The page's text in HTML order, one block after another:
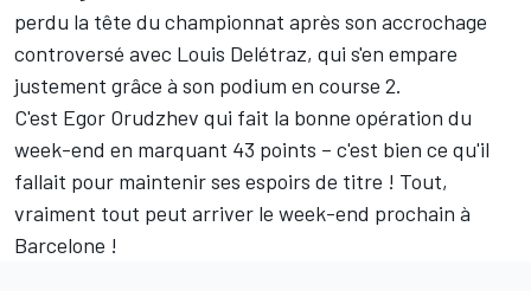
perdu la tête du championnat après son accrochage
controversé avec Louis Delétraz, qui s'en empare
justement grâce à son podium en course 2.
C'est Egor Orudzhev qui fait la bonne opération du
week-end en marquant 43 points – c'est bien ce qu'il
fallait pour maintenir ses espoirs de titre ! Tout,
vraiment tout peut arriver le week-end prochain à
Barcelone !